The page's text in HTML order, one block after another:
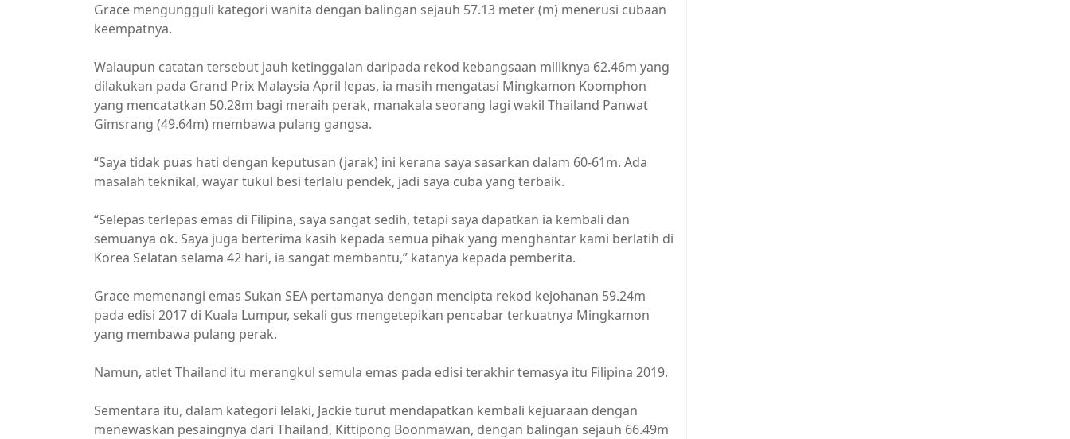
Grace mengungguli kategori wanita dengan balingan sejauh 57.13 meter (m) menerusi cubaan
keempatnya.
Walaupun catatan tersebut jauh ketinggalan daripada rekod kebangsaan miliknya 62.46m yang
dilakukan pada Grand Prix Malaysia April lepas, ia masih mengatasi Mingkamon Koomphon
yang mencatatkan 50.28m bagi meraih perak, manakala seorang lagi wakil Thailand Panwat
Gimsrang (49.64m) membawa pulang gangsa.
“Saya tidak puas hati dengan keputusan (jarak) ini kerana saya sasarkan dalam 60-61m. Ada
masalah teknikal, wayar tukul besi terlalu pendek, jadi saya cuba yang terbaik.
“Selepas terlepas emas di Filipina, saya sangat sedih, tetapi saya dapatkan ia kembali dan
semuanya ok. Saya juga berterima kasih kepada semua pihak yang menghantar kami berlatih di
Korea Selatan selama 42 hari, ia sangat membantu,” katanya kepada pemberita.
Grace memenangi emas Sukan SEA pertamanya dengan mencipta rekod kejohanan 59.24m
pada edisi 2017 di Kuala Lumpur, sekali gus mengetepikan pencabar terkuatnya Mingkamon
yang membawa pulang perak.
Namun, atlet Thailand itu merangkul semula emas pada edisi terakhir temasya itu Filipina 2019.
Sementara itu, dalam kategori lelaki, Jackie turut mendapatkan kembali kejuaraan dengan
menewaskan pesaingnya dari Thailand, Kittipong Boonmawan, dengan balingan sejauh 66.49m